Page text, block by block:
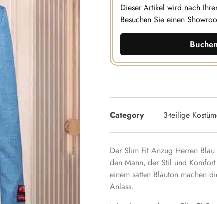
Dieser Artikel wird nach
Besuchen Sie einen
Category 3-teilige
Der Slim Fit Anzug Herren
den Mann, der Stil und
einem satten Blauton machen
Anlass.